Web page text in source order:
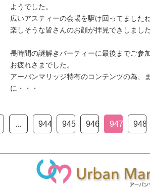
ようでした。
広いアスティーの会場を駆け回ってましたね
楽しそうな皆さんのお顔が拝見できしました
長時間の謎解きパーティーに最後までご参
お疲れさまでした。
アーバンマリッジ特有のコンテンツの為、
に・・・
... 944 945 946 947 948